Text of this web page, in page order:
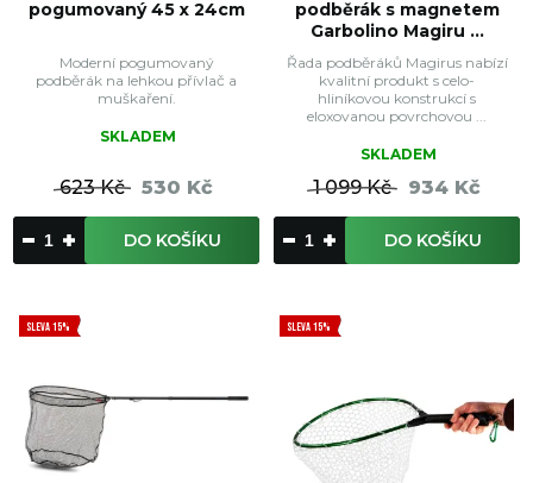
pogumovaný 45 x 24cm
Moderní pogumovaný
podběrák na lehkou přívlač a
muškaření.
SKLADEM
623 Kč 530 Kč
DO KOŠÍKU
podběrák s magnetem
Garbolino Magiru ...
Řada podběráků Magirus nabízí
kvalitní produkt s celo-
hliníkovou konstrukcí s
eloxovanou povrchovou ...
SKLADEM
1 099 Kč 934 Kč
DO KOŠÍKU
SLEVA 15% SLEVA 15%